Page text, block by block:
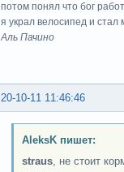
потом понял что бог
я украл велосипед и стал
Аль Пачино
20-10-11 11:46:46
AleksK пишет:
straus, не стоит